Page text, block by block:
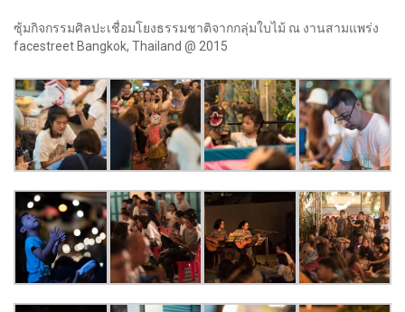
ซุ้มกิจกรรมศิลปะเชื่อมโยงธรรมชาติจากกลุ่มใบไม้ ณ งานสามแพร่ง
facestreet Bangkok, Thailand @ 2015